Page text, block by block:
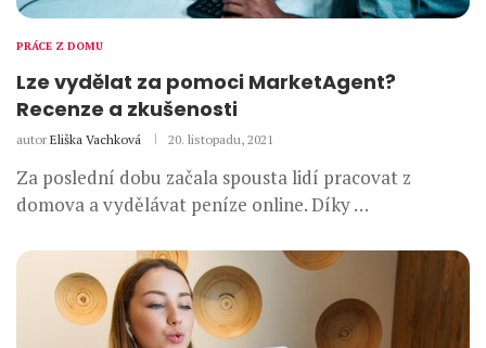
PRÁCE Z DOMU
Lze vydělat za pomoci MarketAgent?
Recenze a zkušenosti
autor Eliška Vachková 20. listopadu, 2021
Za poslední dobu začala spousta lidí pracovat z
domova a vydělávat peníze online. Díky …